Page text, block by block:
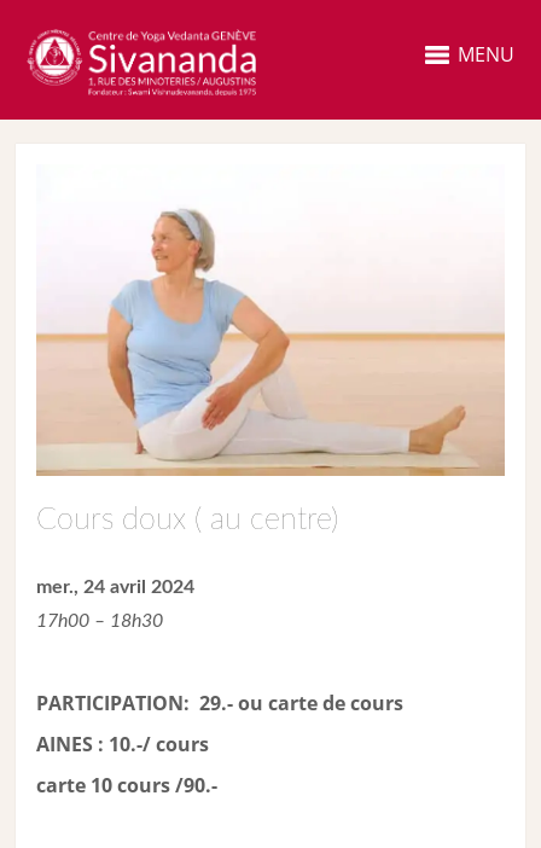
MENU
Cours doux ( au centre)
mer., 24 avril 2024
17h00 – 18h30
PARTICIPATION: 29.- ou carte de cours
AINES : 10.-/ cours
carte 10 cours /90.-